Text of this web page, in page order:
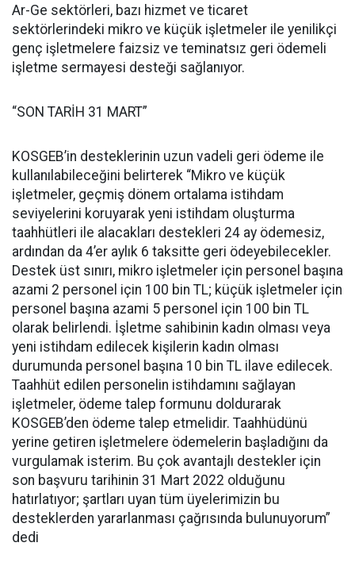
Ar-Ge sektörleri, bazı hizmet ve ticaret
sektörlerindeki mikro ve küçük işletmeler ile yenilikçi
genç işletmelere faizsiz ve teminatsız geri ödemeli
işletme sermayesi desteği sağlanıyor.
“SON TARİH 31 MART”
KOSGEB’in desteklerinin uzun vadeli geri ödeme ile
kullanılabileceğini belirterek “Mikro ve küçük
işletmeler, geçmiş dönem ortalama istihdam
seviyelerini koruyarak yeni istihdam oluşturma
taahhütleri ile alacakları destekleri 24 ay ödemesiz,
ardından da 4’er aylık 6 taksitte geri ödeyebilecekler.
Destek üst sınırı, mikro işletmeler için personel başına
azami 2 personel için 100 bin TL; küçük işletmeler için
personel başına azami 5 personel için 100 bin TL
olarak belirlendi. İşletme sahibinin kadın olması veya
yeni istihdam edilecek kişilerin kadın olması
durumunda personel başına 10 bin TL ilave edilecek.
Taahhüt edilen personelin istihdamını sağlayan
işletmeler, ödeme talep formunu doldurarak
KOSGEB’den ödeme talep etmelidir. Taahhüdünü
yerine getiren işletmelere ödemelerin başladığını da
vurgulamak isterim. Bu çok avantajlı destekler için
son başvuru tarihinin 31 Mart 2022 olduğunu
hatırlatıyor; şartları uyan tüm üyelerimizin bu
desteklerden yararlanması çağrısında bulunuyorum”
dedi